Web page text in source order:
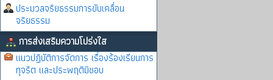
ประมวลจริยธรรมการขับเคลื่อน
จริยธรรม
การส่งเสริมความโปร่งใส
แนวปฏิบัติการจัดการ เรื่องร้องเรียนการ
ทุจริต และประพฤติมิชอบ